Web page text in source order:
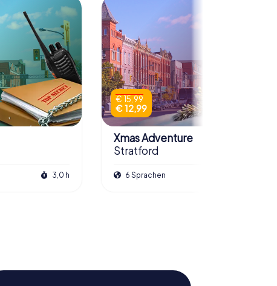
3,0 h
€ 15,99
€ 12,99
Xmas Adventure
Stratford
6 Sprachen